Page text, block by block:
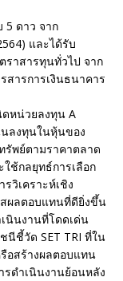
5 ดาว จาก
และได้รับ
ราสารทุนทั่วไป จาก
สารการเงินธนาคาร
ดหน่วยลงทุน A
นลงทุนในหุ้นของ
พย์ตามราคาตลาด
ช้กลยุทธ์การเลือก
วิเคราะห์เชิง
ผลตอบแทนที่ดียิ่งขึ้น
นินงานที่โดดเด่น
นีชี้วัด SET TRI ที่ใน
อสร้างผลตอบแทน
รดำเนินงานย้อนหลัง